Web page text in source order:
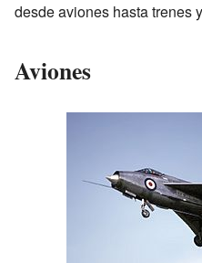
desde aviones hasta trenes
Aviones